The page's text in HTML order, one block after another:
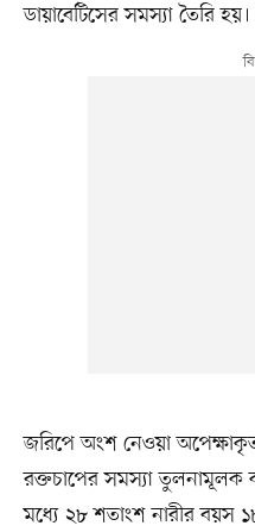
ডায়াবেটিসের সমস্যা তৈরি হয়।
জরিপে অংশ নেওয়া
রক্তচাপের সমস্যা তুলনামূলক
মধ্যে ২৮ শতাংশ নারীর বয়স